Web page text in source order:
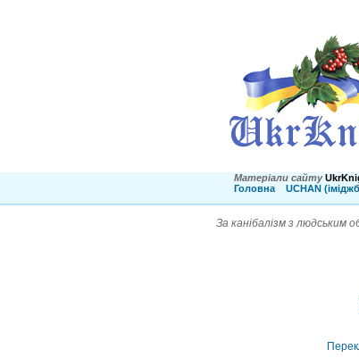
Матеріали сайту
Головна
UCHAN
За канібалізм з людським